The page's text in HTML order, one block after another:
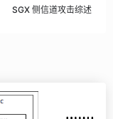
SGX 侧信道攻击综述